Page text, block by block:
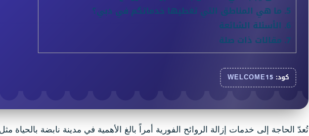
5. ما هي المناطق التي تغطيها خدماتكم في دبي؟
6. الأسئلة الشائعة
7. مقالات ذات صلة
كود: WELCOME15
تُعدّ الحاجة إلى خدمات إزالة الروائح الفورية أمراً بالغ الأهمية في مدينة نابضة